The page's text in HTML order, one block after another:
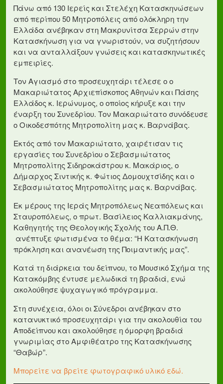
Πάνω από 130 Ιερείς και Στελέχη Κατασκηνώσεων
από περίπου 50 Μητροπόλεις από ολόκληρη την
Ελλάδα ανέβηκαν στη Μακρυνίτσα Σερρών στην
Κατασκήνωση για να γνωριστούν, να συζητήσουν
και να ανταλλάξουν γνώσεις και κατασκηνωτικές
εμπειρίες.
Τον Αγιασμό στο προσευχητάρι τέλεσε ο ο
Μακαριώτατος Αρχιεπίσκοπος Αθηνών και Πάσης
Ελλάδος κ. Ιερώνυμος, ο οποίος κήρυξε και την
έναρξη του Συνεδρίου. Τον Μακαριώτατο συνόδευσε
ο Οικοδεσπότης Μητροπολίτη μας κ. Βαρνάβας.
Εκτός από τον Μακαριώτατο, χαιρέτισαν τις
εργασίες του Συνεδρίου ο Σεβασμιώτατος
Μητροπολίτης Σιδηροκάστρου κ. Μακάριος, ο
Δήμαρχος Σιντικής κ. Φώτιος Δομουχτσίδης και ο
Σεβασμιώτατος Μητροπολίτης μας κ. Βαρνάβας.
Εκ μέρους της Ιεράς Μητροπόλεως Νεαπόλεως και
Σταυροπόλεως, ο πρωτ. Βασίλειος Καλλιακμάνης,
Καθηγητής της Θεολογικής Σχολής του Α.Π.Θ.
ανέπτυξε φωτισμένα το θέμα: “Η Κατασκήνωση
πρόκληση και ανανέωση της Ποιμαντικής μας”.
Κατά τη διάρκεια του δείπνου, το Μουσικό Σχήμα της
Κατακόμβης έντυσε μελωδικά τη βραδιά, ενώ
ακολούθησε ψυχαγωγικό πρόγραμμα.
Στη συνέχεια, όλοι οι Σύνεδροι ανέβηκαν στο
κατανυκτικό προσευχητάρι για την ακολουθία του
Αποδείπνου και ακολούθησε η όμορφη βραδιά
γνωριμίας στο Αμφιθέατρο της Κατασκήνωσης
“Θαβώρ”.
Μπορείτε να βρείτε φωτογραφικό υλικό εδώ.